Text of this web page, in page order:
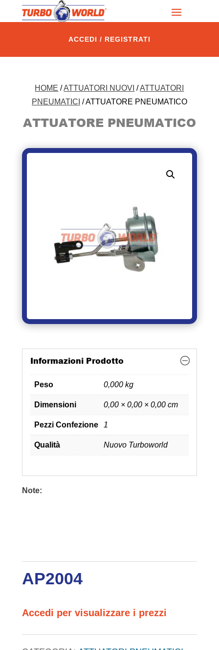
ACCEDI / REGISTRATI
HOME /ATTUATORI NUOVI /ATTUATORI
PNEUMATICI / ATTUATORE PNEUMATICO
ATTUATORE PNEUMATICO
Informazioni Prodotto
Peso 0,000 kg
Dimensioni 0,00 × 0,00 × 0,00 cm
Pezzi Confezione 1
Qualità Nuovo Turboworld
Note:
AP2004
Accedi per visualizzare i prezzi